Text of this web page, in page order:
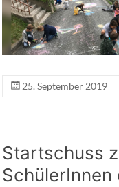
25. September 2019
Startschuss
SchülerInnen